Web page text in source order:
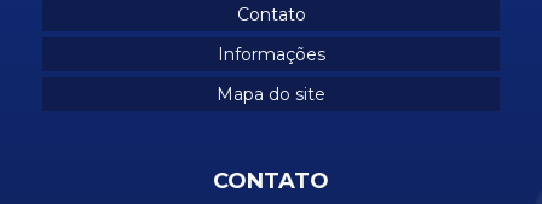
Reforma manutenção industrialContato
Informações
Mapa do site
CONTATO